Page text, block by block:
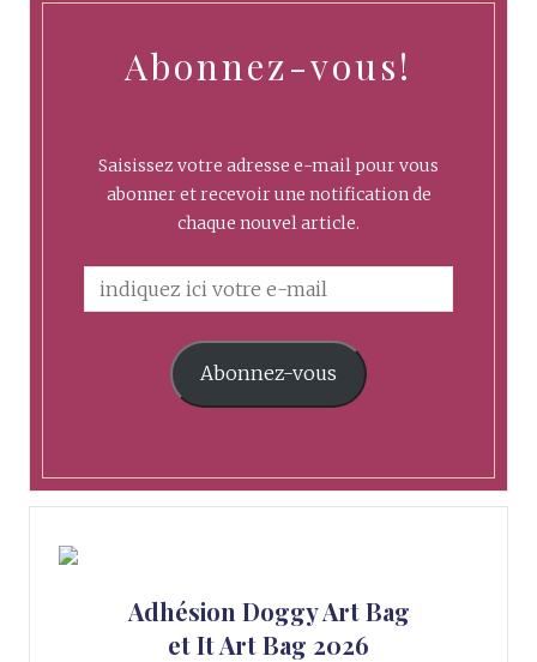
Abonnez-vous!
Saisissez votre adresse e-mail pour vous
abonner et recevoir une notification de
chaque nouvel article.
Abonnez-vous
Adhésion Doggy Art Bag
et It Art Bag 2026